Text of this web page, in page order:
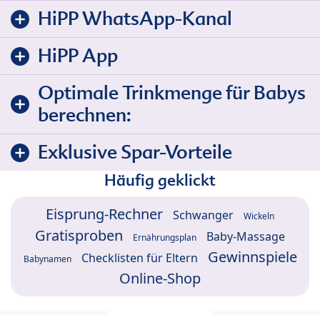
HiPP WhatsApp-Kanal
HiPP App
Optimale Trinkmenge für Babys
berechnen:
Exklusive Spar-Vorteile
Häufig geklickt
Eisprung-Rechner Schwanger Wickeln
Gratisproben Ernährungsplan Baby-Massage
Babynamen Checklisten für Eltern
Gewinnspiele
Online-Shop